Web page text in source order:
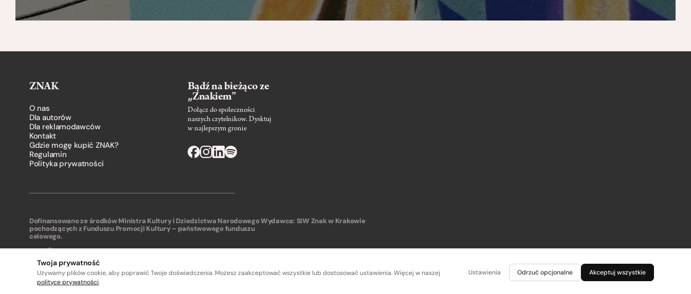
ZNAK
O nas
Dla autorów
Dla reklamodawców
Kontakt
Gdzie mogę kupić ZNAK?
Regulamin
Polityka prywatności
Bądź na bieżąco ze
„Znakiem”
Dołącz do społeczności
naszych czytelnikow. Dysktuj
w najlepszym gronie
Dofinansowano ze środków Ministra Kultury i Dziedzictwa Narodowego
pochodzących z Funduszu Promocji Kultury – państwowego funduszu
celowego.
Wydawca: SIW Znak w Krakowie
Twoja prywatność
Używamy plików cookie, aby poprawić Twoje doświadczenia. Możesz zaakceptować wszystkie lub dostosować ustawienia. Więcej w naszej
polityce prywatności.
Ustawienia Odrzuć opcjonalne Akceptuj wszystkie